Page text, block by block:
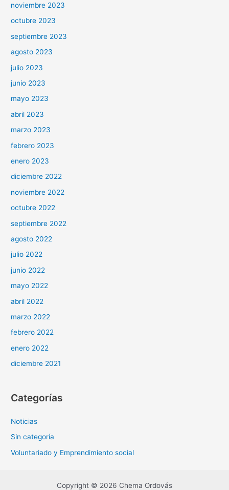
noviembre 2023
octubre 2023
septiembre 2023
agosto 2023
julio 2023
junio 2023
mayo 2023
abril 2023
marzo 2023
febrero 2023
enero 2023
diciembre 2022
noviembre 2022
octubre 2022
septiembre 2022
agosto 2022
julio 2022
junio 2022
mayo 2022
abril 2022
marzo 2022
febrero 2022
enero 2022
diciembre 2021
Categorías
Noticias
Sin categoría
Voluntariado y Emprendimiento social
Copyright © 2026 Chema Ordovás